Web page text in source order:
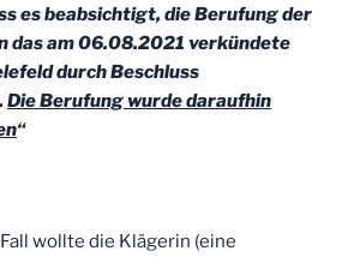
es beabsichtigt, die Berufung der
das am 06.08.2021 verkündete
durch Beschluss
Die Berufung wurde daraufhin
“
wollte die Klägerin (eine